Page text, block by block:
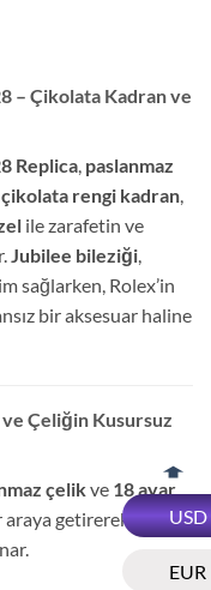
USD
EUR
– Çikolata Kadran ve
Replica paslanmaz
çikolata rengi kadran
ile zarafetin ve
Jubilee bileziği
sağlarken, Rolex’in
bir aksesuar haline
ve Çeliğin Kusursuz
çelikve 18 ayar
getirerek hem